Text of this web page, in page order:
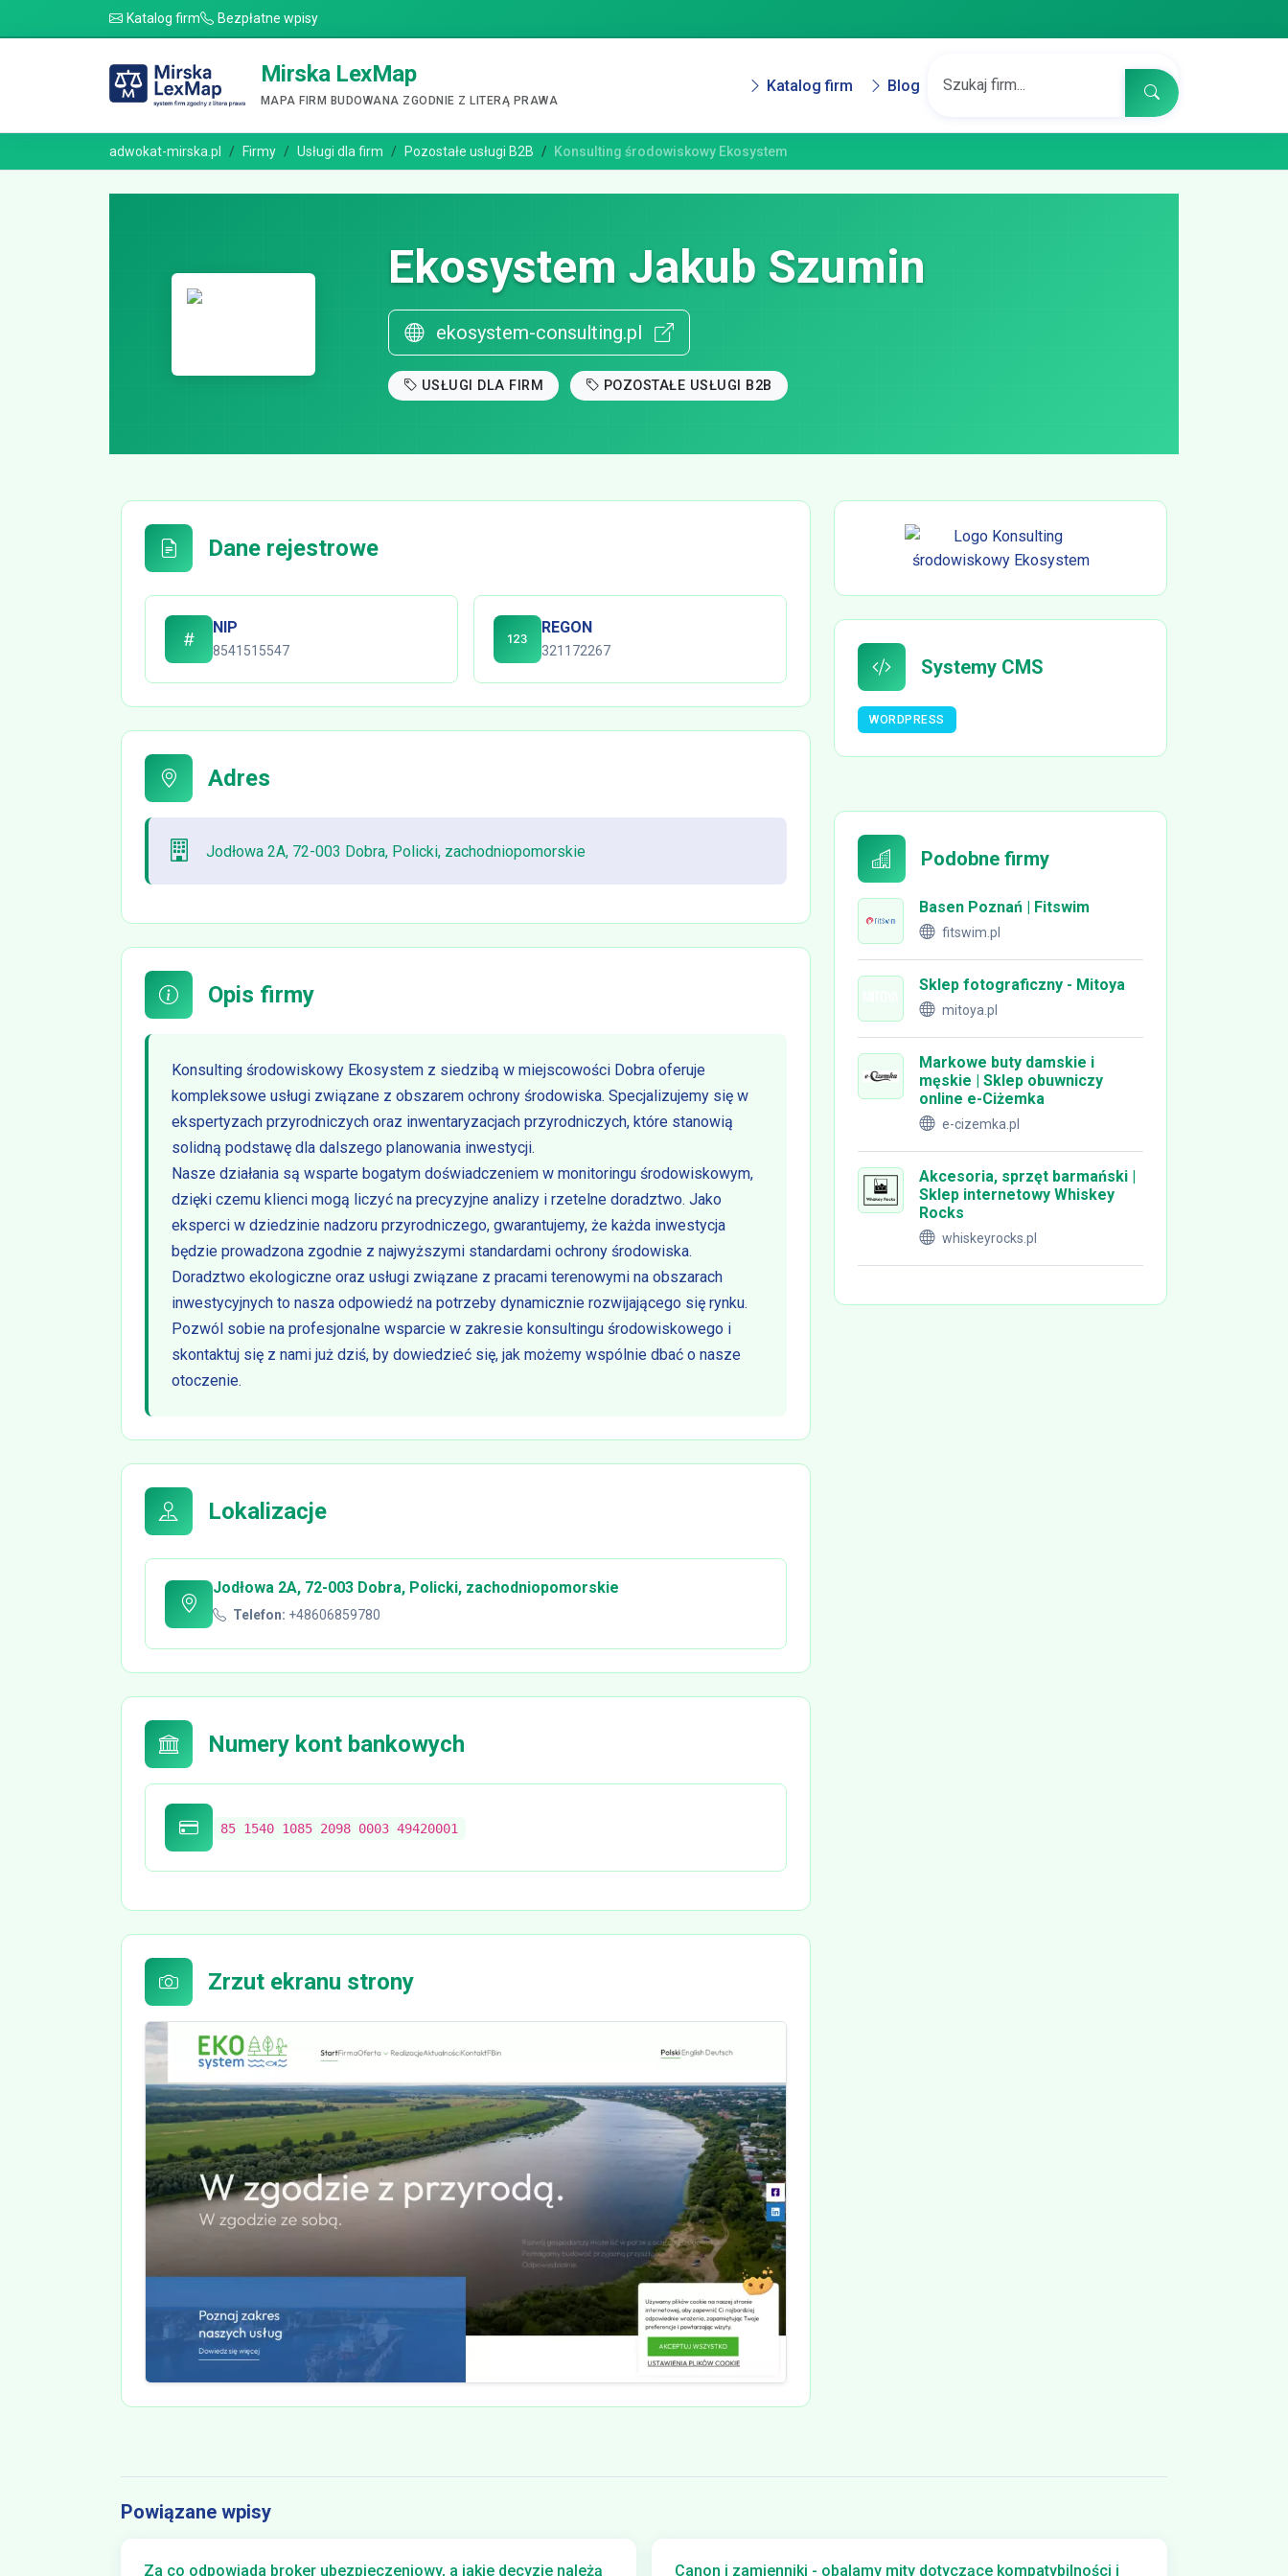
Katalog firm Bezpłatne wpisy
Mirska LexMap
MAPA FIRM BUDOWANA ZGODNIE Z LITERĄ PRAWA
Katalog firm Blog
adwokat-mirska.pl Firmy Usługi dla firm Pozostałe usługi B2B Konsulting środowiskowy Ekosystem
Ekosystem Jakub Szumin
ekosystem-consulting.pl
USŁUGI DLA FIRM POZOSTAŁE USŁUGI B2B
Dane rejestrowe
NIP
8541515547
REGON
321172267
Adres
Jodłowa 2A, 72-003 Dobra, Policki, zachodniopomorskie
Opis firmy
Konsulting środowiskowy Ekosystem z siedzibą w miejscowości Dobra oferuje
kompleksowe usługi związane z obszarem ochrony środowiska. Specjalizujemy się w
ekspertyzach przyrodniczych oraz inwentaryzacjach przyrodniczych, które stanowią
solidną podstawę dla dalszego planowania inwestycji.
Nasze działania są wsparte bogatym doświadczeniem w monitoringu środowiskowym,
dzięki czemu klienci mogą liczyć na precyzyjne analizy i rzetelne doradztwo. Jako
eksperci w dziedzinie nadzoru przyrodniczego, gwarantujemy, że każda inwestycja
będzie prowadzona zgodnie z najwyższymi standardami ochrony środowiska.
Doradztwo ekologiczne oraz usługi związane z pracami terenowymi na obszarach
inwestycyjnych to nasza odpowiedź na potrzeby dynamicznie rozwijającego się rynku.
Pozwól sobie na profesjonalne wsparcie w zakresie konsultingu środowiskowego i
skontaktuj się z nami już dziś, by dowiedzieć się, jak możemy wspólnie dbać o nasze
otoczenie.
Lokalizacje
Jodłowa 2A, 72-003 Dobra, Policki, zachodniopomorskie
Telefon: +48606859780
Numery kont bankowych
85 1540 1085 2098 0003 49420001
Zrzut ekranu strony
Systemy CMS
WORDPRESS
Podobne firmy
Basen Poznań | Fitswim
fitswim.pl
Sklep fotograficzny - Mitoya
mitoya.pl
Markowe buty damskie i
męskie | Sklep obuwniczy
online e-Ciżemka
e-cizemka.pl
Akcesoria, sprzęt barmański |
Sklep internetowy Whiskey
Rocks
whiskeyrocks.pl
Powiązane wpisy
Za co odpowiada broker ubezpieczeniowy, a jakie decyzje należą Canon i zamienniki - obalamy mity dotyczące kompatybilności i